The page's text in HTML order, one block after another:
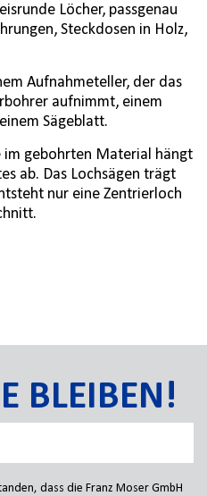
Löcher, passgenau
Steckdosen in Holz,
Aufnahmeteller, der das
aufnimmt, einem
Sägeblatt.
im gebohrten Material hängt
ab. Das Lochsägen trägt
nur eine Zentrierloch
BLEIBEN!
dass die Franz Moser GmbH